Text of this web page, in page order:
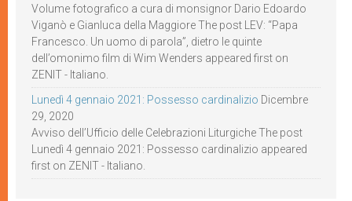
Volume fotografico a cura di monsignor Dario Edoardo
Viganò e Gianluca della Maggiore The post LEV: “Papa
Francesco. Un uomo di parola”, dietro le quinte
dell’omonimo film di Wim Wenders appeared first on
ZENIT - Italiano.
Lunedì 4 gennaio 2021: Possesso cardinalizio Dicembre
29, 2020
Avviso dell’Ufficio delle Celebrazioni Liturgiche The post
Lunedì 4 gennaio 2021: Possesso cardinalizio appeared
first on ZENIT - Italiano.